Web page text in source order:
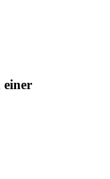
einer